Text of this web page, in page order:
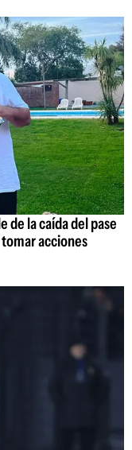
de la caída del pase
acciones